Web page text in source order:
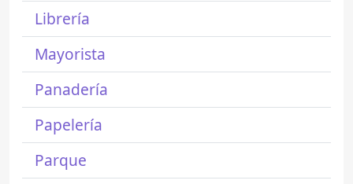
Librería
Mayorista
Panadería
Papelería
Parque